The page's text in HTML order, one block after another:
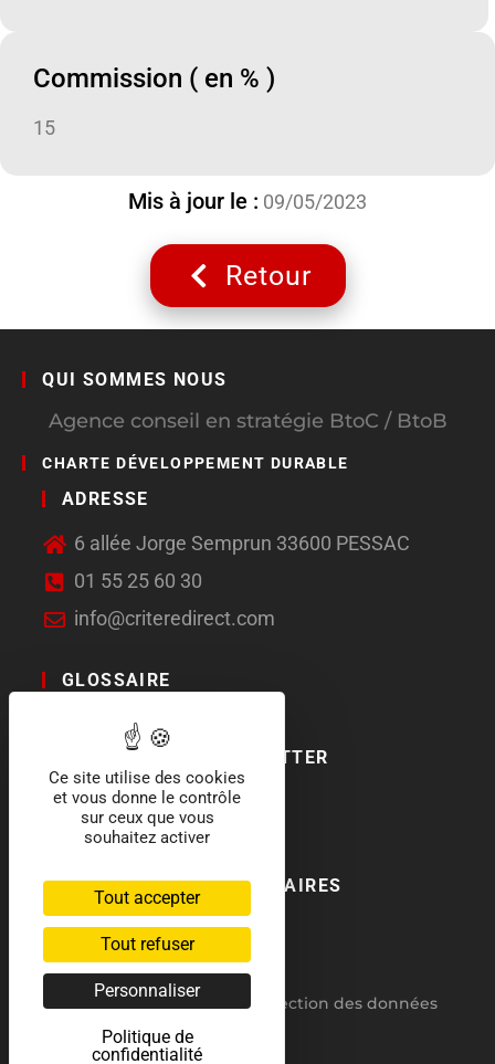
Commission ( en % )
15
Mis à jour le : 09/05/2023
Retour
QUI SOMMES NOUS
Agence conseil en stratégie BtoC / BtoB
CHARTE DÉVELOPPEMENT DURABLE
ADRESSE
6 allée Jorge Semprun 33600 PESSAC
01 55 25 60 30
info@criteredirect.com
GLOSSAIRE
LE BLOG
ABONNEMENT NEWSLETTER
SOCIAL MEDIA
NOS LABELS ET PARTENAIRES
RGPD : politique de protection des données
Ce site utilise des cookies
et vous donne le contrôle
sur ceux que vous
souhaitez activer
Tout accepter
Tout refuser
Personnaliser
Politique de
confidentialité